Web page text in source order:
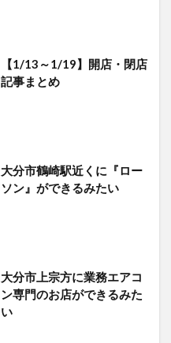
【1/13～1/19】開店・閉店
記事まとめ
大分市鶴崎駅近くに『ロー
ソン』ができるみたい
大分市上宗方に業務エアコ
ン専門のお店ができるみた
い